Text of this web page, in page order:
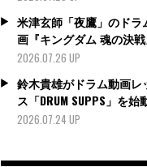
米津玄師「夜鷹」のドラ
画『キングダム 魂の決
2026.07.26 UP
鈴木貴雄がドラム動画レ
ス「DRUM SUPPS」を始
2026.07.24 UP